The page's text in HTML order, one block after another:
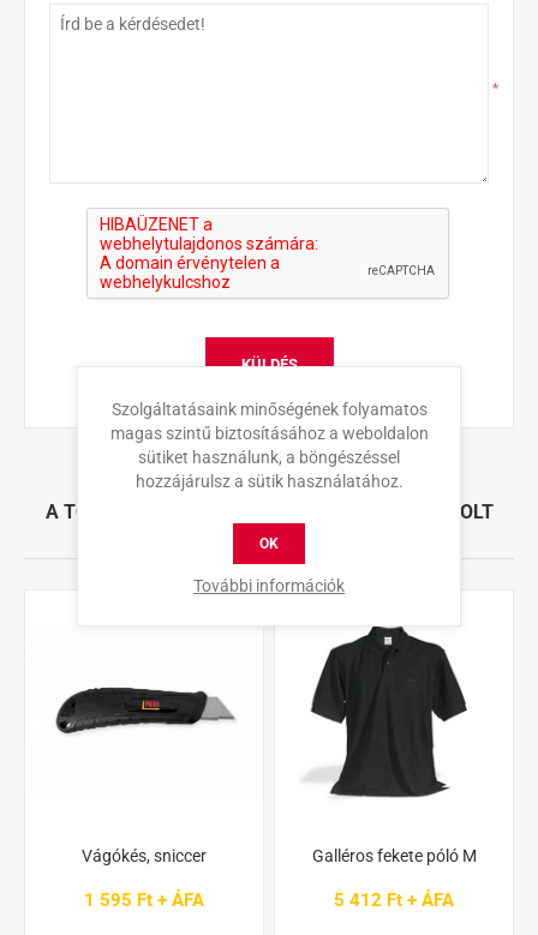
*
KÜLDÉS
A TÖBBI VÁSÁRLÓ ÁLTAL SZINTÉN MEGVÁSÁROLT
TERMÉKEK
Vágókés, sniccer
1 595 Ft + ÁFA
Galléros fekete póló M
5 412 Ft + ÁFA
Szolgáltatásaink minőségének folyamatos
magas szintű biztosításához a weboldalon
sütiket használunk, a böngészéssel
hozzájárulsz a sütik használatához.
OK
További információk